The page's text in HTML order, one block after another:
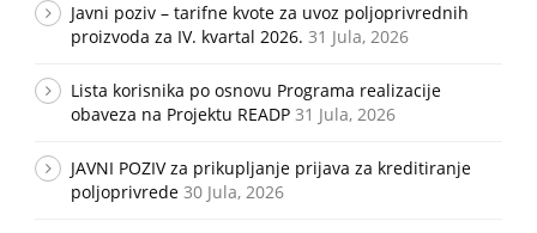
Javni poziv – tarifne kvote za uvoz poljoprivrednih
proizvoda za IV. kvartal 2026. 31 Jula, 2026
Lista korisnika po osnovu Programa realizacije
obaveza na Projektu READP 31 Jula, 2026
JAVNI POZIV za prikupljanje prijava za kreditiranje
poljoprivrede 30 Jula, 2026